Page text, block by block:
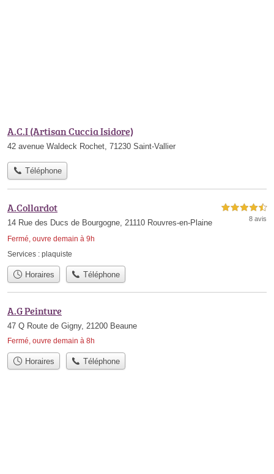
A.C.I (Artisan Cuccia Isidore)
42 avenue Waldeck Rochet, 71230 Saint-Vallier
Téléphone
A.Collardot
14 Rue des Ducs de Bourgogne, 21110 Rouvres-en-Plaine
Fermé, ouvre demain à 9h
4,5 étoiles sur 5
8 avis
Services : plaquiste
Horaires Téléphone
A.G Peinture
47 Q Route de Gigny, 21200 Beaune
Fermé, ouvre demain à 8h
Horaires Téléphone